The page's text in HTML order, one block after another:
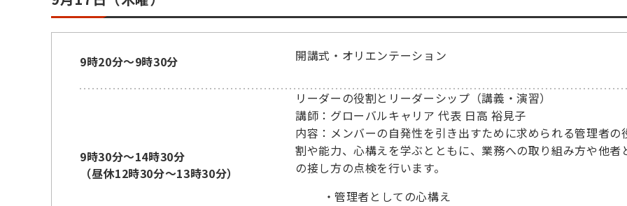
9時20分～9時30分 開講式・オリエンテーション
9時30分～14時30分
（昼休12時30分～13時30分）
リーダーの役割とリーダーシップ（講義・演習）
講師：グローバルキャリア 代表 日高 裕見子
内容：メンバーの自発性を引き出すために求められる管理者の
割や能力、心構えを学ぶとともに、業務への取り組み方や他者
の接し方の点検を行います。
管理者としての心構え